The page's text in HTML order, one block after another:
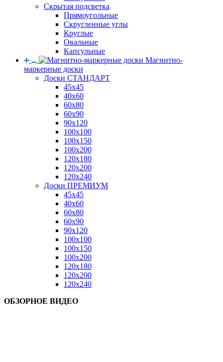
Скрытая подсветка
Прямоугольные
Скругленные углы
Круглые
Овальные
Капсульные
Магнитно-
маркерные доски
Доски СТАНДАРТ
45x45
40x60
60x80
60x90
90x120
100x100
100x150
100x200
120x180
120x200
120x240
Доски ПРЕМИУМ
45x45
40x60
60x80
60x90
90x120
100x100
100x150
100x200
120x180
120x200
120x240
ОБЗОРНОЕ ВИДЕО